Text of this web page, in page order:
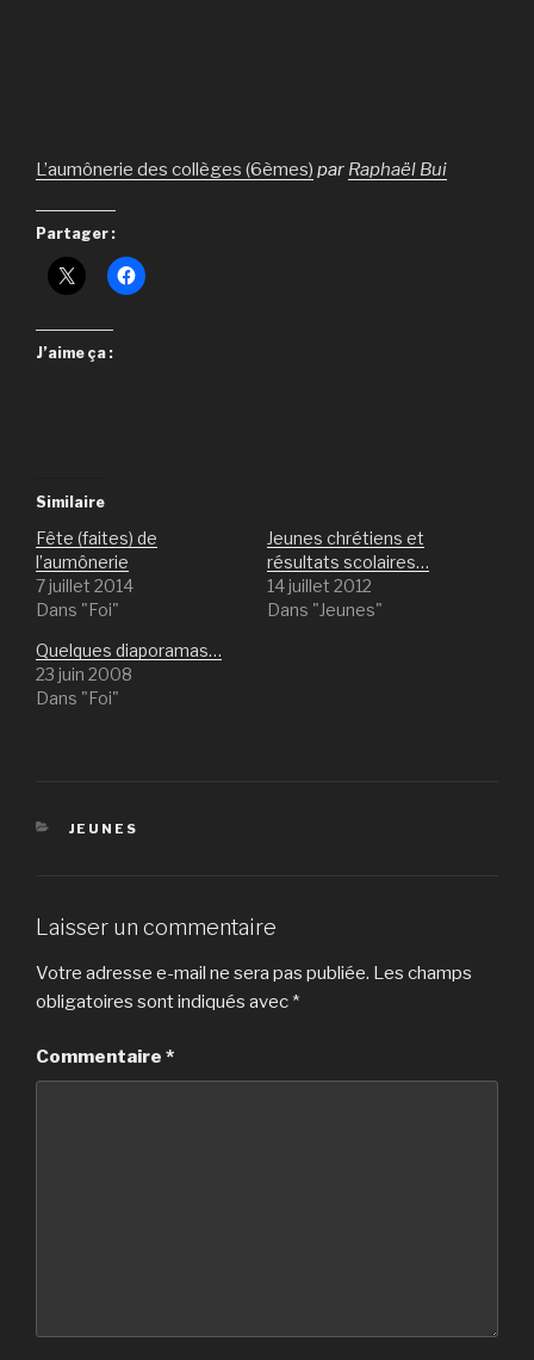
L’aumônerie des collèges (6èmes) par Raphaël Bui
Partager :
J’aime ça :
Similaire
Fête (faites) de
l’aumônerie
7 juillet 2014
Dans "Foi"
Jeunes chrétiens et
résultats scolaires…
14 juillet 2012
Dans "Jeunes"
Quelques diaporamas…
23 juin 2008
Dans "Foi"
CATÉGORIES
JEUNES
Laisser un commentaire
Votre adresse e-mail ne sera pas publiée. Les champs
obligatoires sont indiqués avec *
Commentaire *